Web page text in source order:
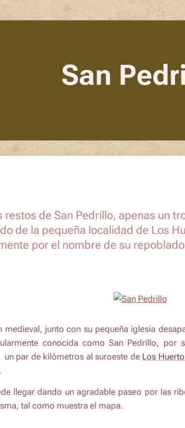
San
restos de San Pedrillo, apenas un
de la pequeña localidad de Los
por el nombre de su
junto con su pequeña iglesia
conocida comoSan Pedrillo, por
par de kilómetros al suroeste de Los
llegar dando un agradable paseo por las
tal como muestra el mapa.